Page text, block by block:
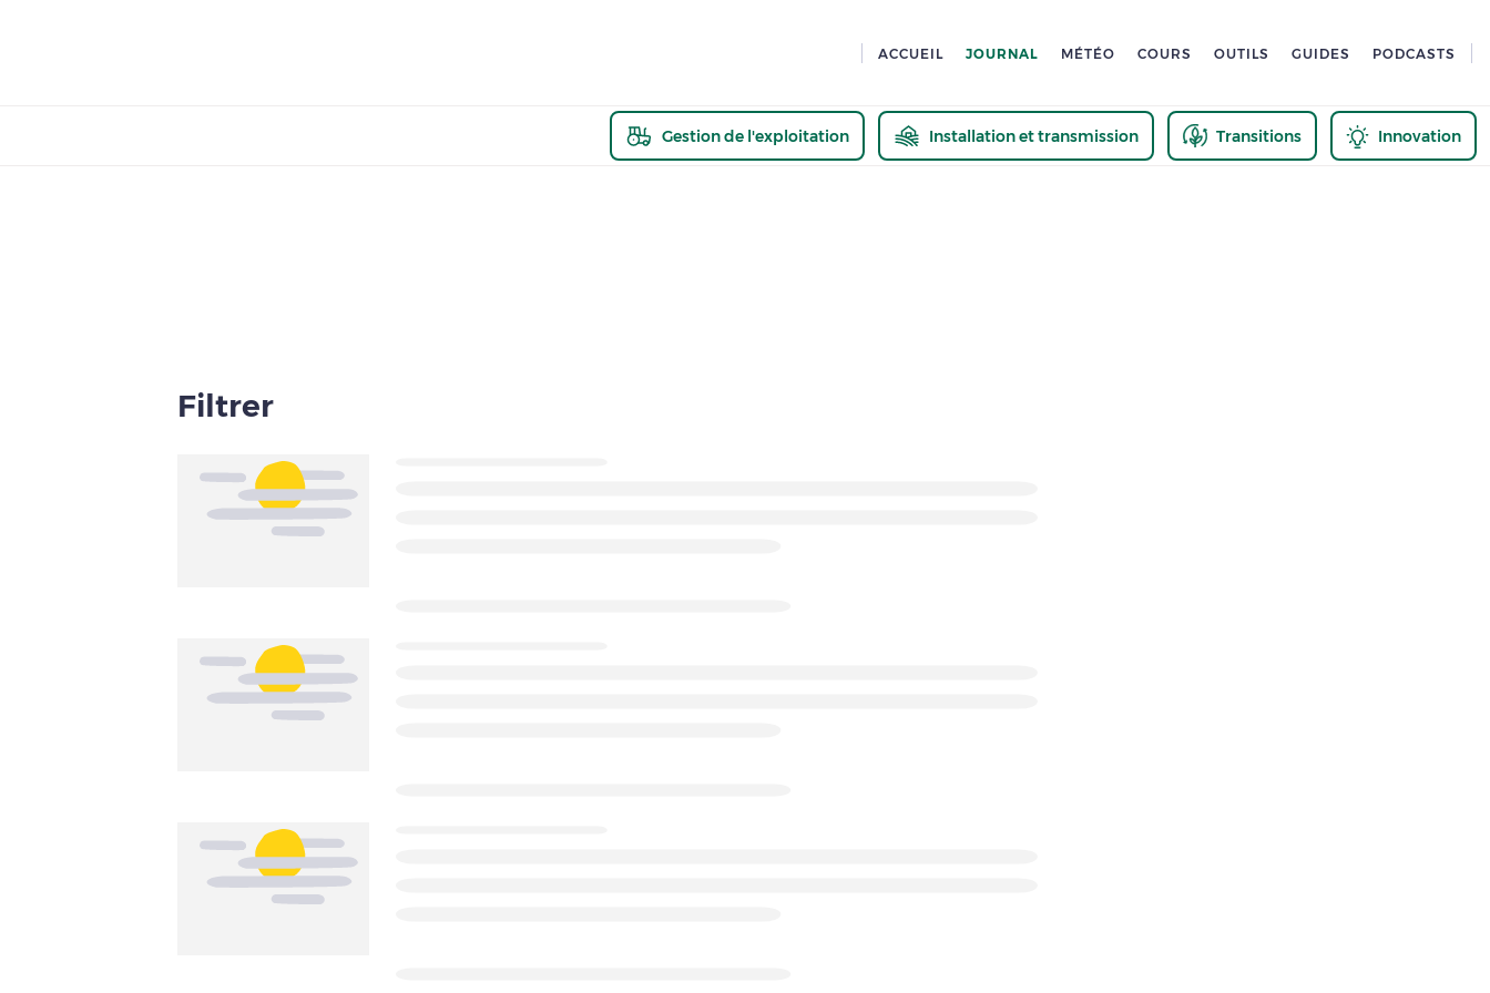
ACCUEIL JOURNAL MÉTÉO COURS OUTILS GUIDES PODCASTS
Gestion de l'exploitation Installation et transmission Transitions Innovation
Filtrer